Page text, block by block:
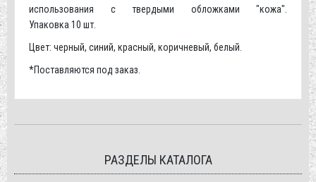
использования с твердыми обложками "кожа".
Упаковка 10 шт.
Цвет: черный, синий, красный, коричневый, белый.
*Поставляются под заказ.
РАЗДЕЛЫ КАТАЛОГА